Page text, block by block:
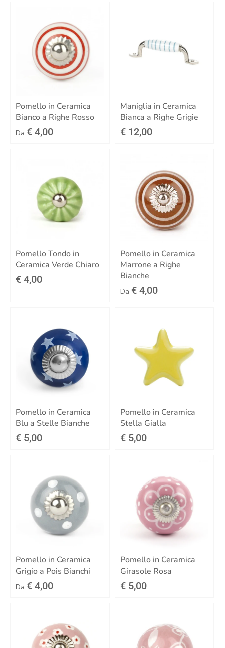
Pomello in Ceramica
Bianco a Righe Rosso
Da € 4,00
Maniglia in Ceramica
Bianca a Righe Grigie
€ 12,00
Pomello Tondo in
Ceramica Verde Chiaro
€ 4,00
Pomello in Ceramica
Marrone a Righe
Bianche
Da € 4,00
Pomello in Ceramica
Blu a Stelle Bianche
€ 5,00
Pomello in Ceramica
Stella Gialla
€ 5,00
Pomello in Ceramica
Grigio a Pois Bianchi
Da € 4,00
Pomello in Ceramica
Girasole Rosa
€ 5,00